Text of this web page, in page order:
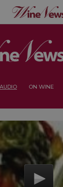
AUDIO ON WINE